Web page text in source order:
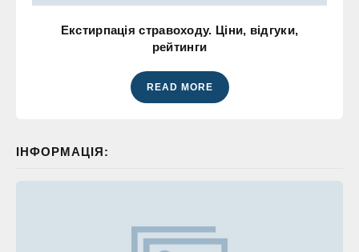
Екстирпація стравоходу. Ціни, відгуки,
рейтинги
READ MORE
ІНФОРМАЦІЯ: